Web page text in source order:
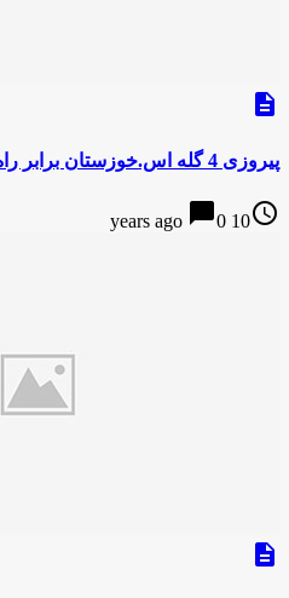
description
پیروزی 4 گله اس.خوزستان برابر راه آهن
access_time
10 years ago
chat_bubble0
description